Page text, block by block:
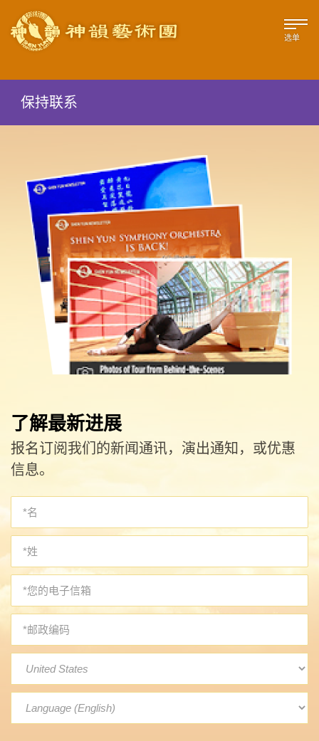
选单
保持联系
了解最新进展
报名订阅我们的新闻通讯，演出通知，或优惠
信息。